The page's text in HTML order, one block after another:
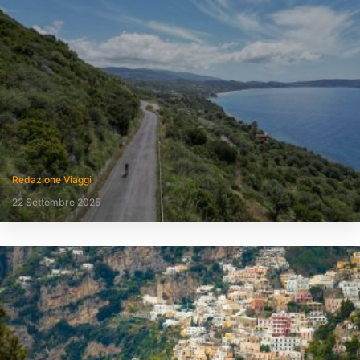
Redazione Viaggi
22 Settembre 2025